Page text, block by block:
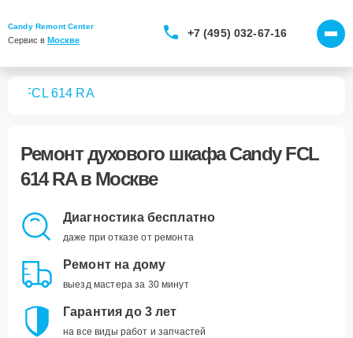
Candy Remont Center
Сервис в Москве
+7 (495) 032-67-16
FCL 614 RA
Ремонтдухового шкафа Candy FCL
614 RAв Москве
Диагностика бесплатно
даже при отказе от ремонта
Ремонт на дому
выезд мастера за 30 минут
Гарантия до 3 лет
на все виды работ и запчастей